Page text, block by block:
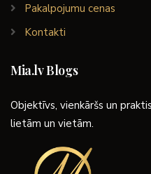
Pakalpojumu cenas
Kontakti
Mia.lv Blogs
Objektīvs, vienkāršs un
lietām un vietām.